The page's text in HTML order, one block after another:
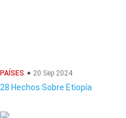
PAÍSES 20 Sep 2024
28 Hechos Sobre Etiopía